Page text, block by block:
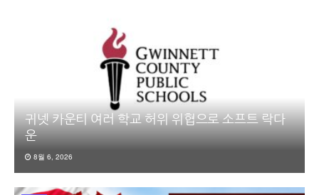
귀넷 카운티 여러 학교 허위 위협으로 소프트 락다
운
8월 6, 2026